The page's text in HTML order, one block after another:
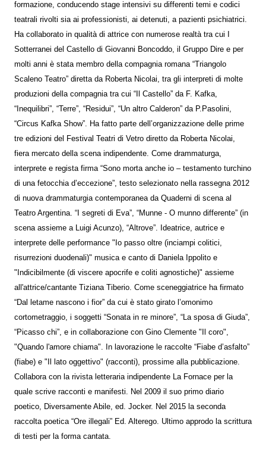
formazione, conducendo stage intensivi su differenti temi e codici
teatrali rivolti sia ai professionisti, ai detenuti, a pazienti psichiatrici.
Ha collaborato in qualità di attrice con numerose realtà tra cui I
Sotterranei del Castello di Giovanni Boncoddo, il Gruppo Dire e per
molti anni è stata membro della compagnia romana “Triangolo
Scaleno Teatro” diretta da Roberta Nicolai, tra gli interpreti di molte
produzioni della compagnia tra cui “Il Castello” da F. Kafka,
“Inequilibri”, “Terre”, “Residui”, “Un altro Calderon” da P.Pasolini,
“Circus Kafka Show”. Ha fatto parte dell’organizzazione delle prime
tre edizioni del Festival Teatri di Vetro diretto da Roberta Nicolai,
fiera mercato della scena indipendente. Come drammaturga,
interprete e regista firma “Sono morta anche io – testamento turchino
di una fetocchia d’eccezione”, testo selezionato nella rassegna 2012
di nuova drammaturgia contemporanea da Quaderni di scena al
Teatro Argentina. “I segreti di Eva”, “Munne - O munno differente” (in
scena assieme a Luigi Acunzo), “Altrove”. Ideatrice, autrice e
interprete delle performance "Io passo oltre (inciampi colitici,
risurrezioni duodenali)" musica e canto di Daniela Ippolito e
"Indicibilmente (di viscere apocrife e coliti agnostiche)" assieme
all'attrice/cantante Tiziana Tiberio. Come sceneggiatrice ha firmato
“Dal letame nascono i fior” da cui è stato girato l’omonimo
cortometraggio, i soggetti “Sonata in re minore”, “La sposa di Giuda”,
“Picasso chi”, e in collaborazione con Gino Clemente "Il coro",
"Quando l'amore chiama". In lavorazione le raccolte “Fiabe d’asfalto”
(fiabe) e "Il lato oggettivo" (racconti), prossime alla pubblicazione.
Collabora con la rivista letteraria indipendente La Fornace per la
quale scrive racconti e manifesti. Nel 2009 il suo primo diario
poetico, Diversamente Abile, ed. Jocker. Nel 2015 la seconda
raccolta poetica “Ore illegali” Ed. Alterego. Ultimo approdo la scrittura
di testi per la forma cantata.